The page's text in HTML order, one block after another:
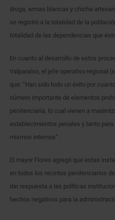
droga, armas blancas y chicha
se registró a la totalidad de la
totalidad de las dependencias que
En cuanto al desarrollo de estos
Valparaíso, el jefe operativo regional
que: “Han sido todo un éxito por
número importante de elementos
penitenciaria, lo cual vienen a
establecimientos penales y tanto
mismos internos”.
El mayor Flores agregó que estas
en todos los recintos penitenciarios
dar respuesta a las políticas
hechos negativos para la